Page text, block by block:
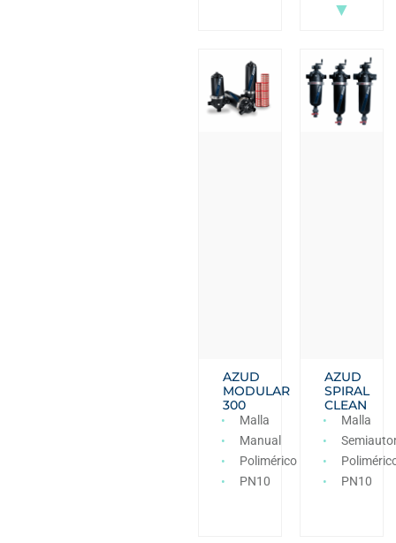
▼
AZUD
MODULAR
300
Malla
Manual
Polimérico
PN10
AZUD
SPIRAL
CLEAN
Malla
PN10